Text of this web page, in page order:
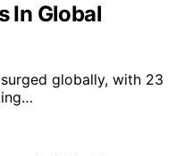
In Global
globally, with 23